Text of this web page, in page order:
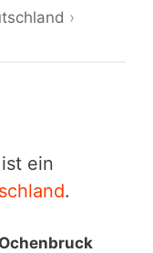
›
ist ein
.